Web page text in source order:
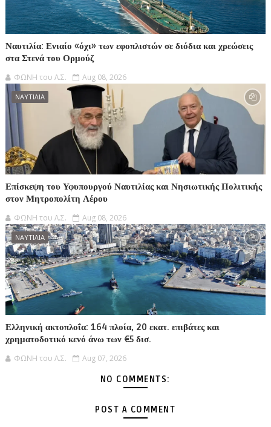
Ναυτιλία: Ενιαίο «όχι» των εφοπλιστών σε διόδια και χρεώσεις
στα Στενά του Ορμούζ
ΦΩΝΗ του Λ.Σ. Aug 08, 2026
ΝΑΥΤΙΛΙΑ
Επίσκεψη του Υφυπουργού Ναυτιλίας και Νησιωτικής Πολιτικής
στον Μητροπολίτη Λέρου
ΦΩΝΗ του Λ.Σ. Aug 08, 2026
ΝΑΥΤΙΛΙΑ
Ελληνική ακτοπλοΐα: 164 πλοία, 20 εκατ. επιβάτες και
χρηματοδοτικό κενό άνω των €5 δισ.
ΦΩΝΗ του Λ.Σ. Aug 07, 2026
NO COMMENTS:
POST A COMMENT